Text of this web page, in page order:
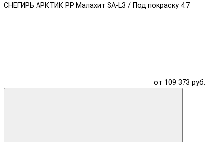
СНЕГИРЬ АРКТИК PP Малахит SA-L3 / Под покраску 4.7
от 109 373 руб.